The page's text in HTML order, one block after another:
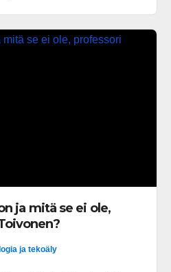
ja mitä se ei ole,
ja tekoäly